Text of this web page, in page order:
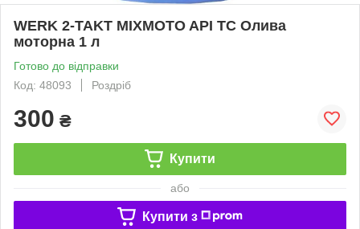
WERK 2-TAKT MIXMOTO API TC Олива
моторна 1 л
Готово до відправки
Код: 48093
Роздріб
300 ₴
Купити
або
Купити з